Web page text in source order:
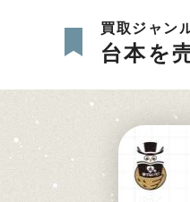
買取ジャン
台本を